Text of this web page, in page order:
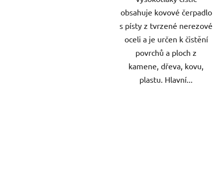
obsahuje kovové čerpadlo
s písty z tvrzené nerezové
oceli a je určen k čistění
povrchů a ploch z
kamene, dřeva, kovu,
plastu. Hlavní...